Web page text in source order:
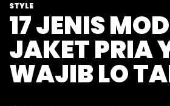
STYLE
17 JENIS
JAKET PRIA
WAJIB LO